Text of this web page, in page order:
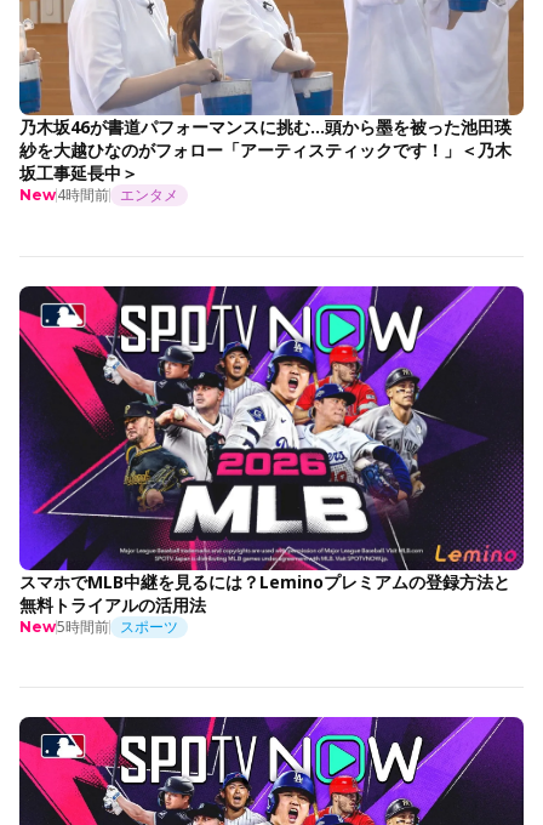
乃木坂46が書道パフォーマンスに挑む…頭から墨を被った池田瑛
紗を大越ひなのがフォロー「アーティスティックです！」＜乃木
坂工事延長中＞
New4時間前 エンタメ
スマホでMLB中継を見るには？Leminoプレミアムの登録方法と
無料トライアルの活用法
New5時間前 スポーツ